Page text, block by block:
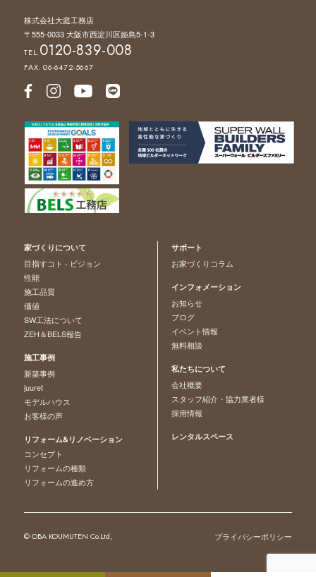
株式会社大庭工務店
〒555-0033 大阪市西淀川区姫島5-1-3
TEL.0120-839-008
FAX. 06-6472-5667
家づくりについて
目指すコト - ビジョン
性能
施工品質
価値
SW工法について
ZEH＆BELS報告
施工事例
新築事例
juuret
モデルハウス
お客様の声
リフォーム&リノベーション
コンセプト
リフォームの種類
リフォームの進め方
サポート
お家づくりコラム
インフォメーション
お知らせ
ブログ
イベント情報
無料相談
私たちについて
会社概要
スタッフ紹介・協力業者様
採用情報
レンタルスペース
© OBA KOUMUTEN Co.Ltd, プライバシーポリシー